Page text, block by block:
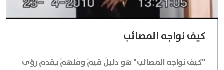
كيف نواجه المصائب
"كيف نواجه المصائب" هو دليلٌ قيمٌ ومُلهمٌ يقدم رؤى